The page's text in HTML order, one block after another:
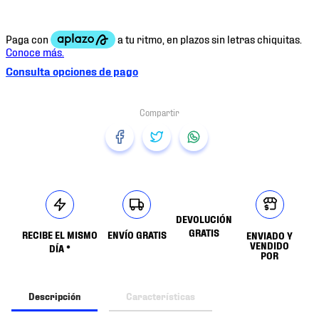
Consulta opciones de pago
RECIBE EL MISMO
DÍA *
ENVÍO GRATIS
DEVOLUCIÓN
GRATIS
ENVIADO Y
VENDIDO
POR
Descripción Características